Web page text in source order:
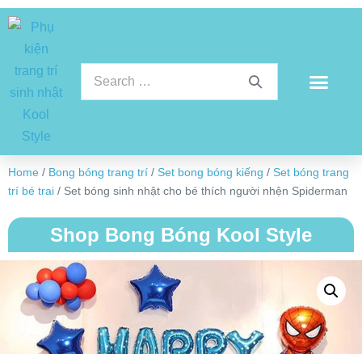
Home / Bong bóng trang trí / Set bong bóng kiếng / Set bóng trang
trí bé trai / Set bóng sinh nhật cho bé thích người nhện Spiderman
Shop Bong Bóng Kool Style